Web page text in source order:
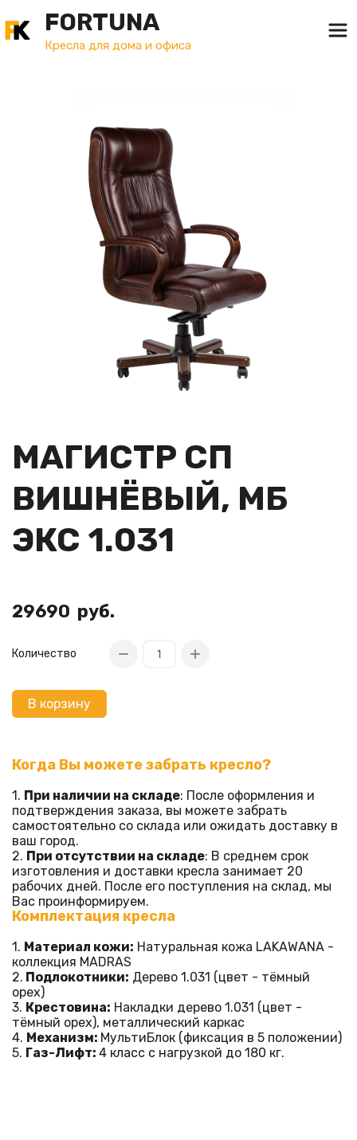
FORTUNA
Кресла для дома и офиса
МАГИСТР СП
ВИШНЁВЫЙ, МБ
ЭКС 1.031
29690 руб.
Количество
В корзину
Когда Вы можете забрать кресло?
1. При наличии на складе: После оформления и
подтверждения заказа, вы можете забрать
самостоятельно со склада или ожидать доставку в
ваш город.
2. При отсутствии на складе: В среднем срок
изготовления и доставки кресла занимает 20
рабочих дней. После его поступления на склад, мы
Вас проинформируем.
Комплектация кресла
1. Материал кожи: Натуральная кожа LAKAWANA -
коллекция MADRAS
2. Подлокотники: Дерево 1.031 (цвет - тёмный
орех)
3. Крестовина: Накладки дерево 1.031 (цвет -
тёмный орех), металлический каркас
4. Механизм: МультиБлок (фиксация в 5 положении)
5. Газ-Лифт: 4 класс с нагрузкой до 180 кг.